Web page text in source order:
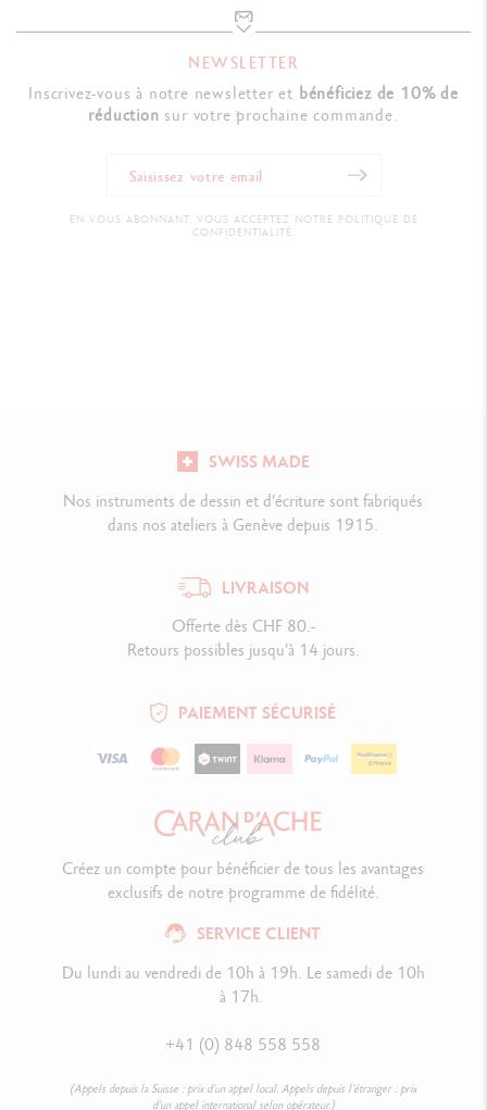
NEWSLETTER
Inscrivez-vous à notre newsletter et bénéficiez de 10% de
réduction sur votre prochaine commande.
EN VOUS ABONNANT, VOUS ACCEPTEZ NOTRE POLITIQUE DE
CONFIDENTIALITÉ.
SWISS MADE
Nos instruments de dessin et d’écriture sont fabriqués
dans nos ateliers à Genève depuis 1915.
LIVRAISON
Offerte dès CHF 80.-
Retours possibles jusqu'à 14 jours.
PAIEMENT SÉCURISÉ
SERVICE CLIENT
Du lundi au vendredi de 10h à 19h. Le samedi de 10h
à 17h.
+41 (0) 848 558 558
(Appels depuis la Suisse : prix d’un appel local. Appels depuis l’étranger : prix
d’un appel international selon opérateur.)
Créez un compte pour bénéficier de tous les avantages
exclusifs de notre programme de fidélité.